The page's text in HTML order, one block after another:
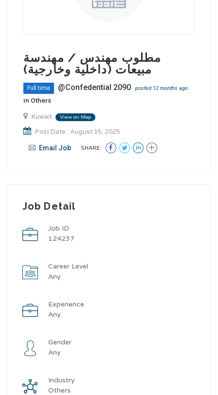
مطلوب مهندس / مهندسة
مبيعات (داخلية وخارجية)
Full time @Confedential 2090 posted 12 months ago
in Others
Kuwait View on Map
Post Date : August 15, 2025
Email Job SHARE:
Job Detail
Job ID
124237
Career Level
Any
Experience
Any
Gender
Any
Industry
Others